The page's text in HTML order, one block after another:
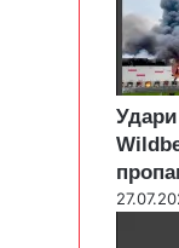
Удари